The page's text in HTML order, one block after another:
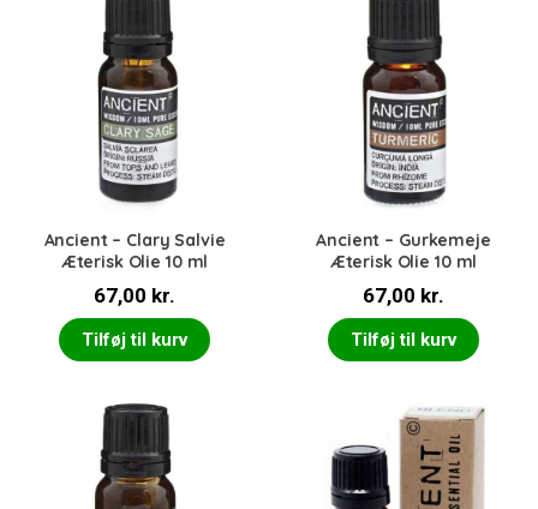
Ancient – Clary Salvie
Æterisk Olie 10 ml
67,00 kr.
Tilføj til kurv
Ancient – Gurkemeje
Æterisk Olie 10 ml
67,00 kr.
Tilføj til kurv